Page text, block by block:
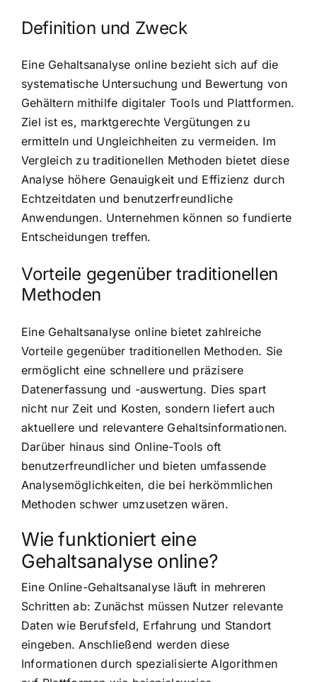
Definition und Zweck
Eine Gehaltsanalyse online bezieht sich auf die
systematische Untersuchung und Bewertung von
Gehältern mithilfe digitaler Tools und Plattformen.
Ziel ist es, marktgerechte Vergütungen zu
ermitteln und Ungleichheiten zu vermeiden. Im
Vergleich zu traditionellen Methoden bietet diese
Analyse höhere Genauigkeit und Effizienz durch
Echtzeitdaten und benutzerfreundliche
Anwendungen. Unternehmen können so fundierte
Entscheidungen treffen.
Vorteile gegenüber traditionellen
Methoden
Eine Gehaltsanalyse online bietet zahlreiche
Vorteile gegenüber traditionellen Methoden. Sie
ermöglicht eine schnellere und präzisere
Datenerfassung und -auswertung. Dies spart
nicht nur Zeit und Kosten, sondern liefert auch
aktuellere und relevantere Gehaltsinformationen.
Darüber hinaus sind Online-Tools oft
benutzerfreundlicher und bieten umfassende
Analysemöglichkeiten, die bei herkömmlichen
Methoden schwer umzusetzen wären.
Wie funktioniert eine
Gehaltsanalyse online?
Eine Online-Gehaltsanalyse läuft in mehreren
Schritten ab: Zunächst müssen Nutzer relevante
Daten wie Berufsfeld, Erfahrung und Standort
eingeben. Anschließend werden diese
Informationen durch spezialisierte Algorithmen